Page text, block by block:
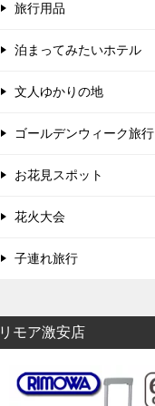
旅行用品
泊まってみたいホテル
文人ゆかりの地
ゴールデンウィーク旅行
お花見スポット
花火大会
子連れ旅行
リモア激安店